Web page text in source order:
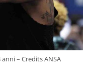
anni – Credits ANSA